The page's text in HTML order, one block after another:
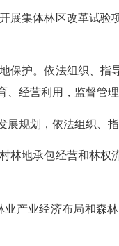
展集体林区改革试
保护。依法组织、
经营利用，监督管理
规划，依法组织、
林地承包经营和林
产业经济布局和森